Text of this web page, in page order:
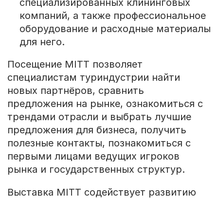
компаний, а также профессиональное
оборудование и расходные материалы
для него.
Посещение MITT позволяет
специалистам туриндустрии найти
новых партнёров, сравнить
предложения на рынке, ознакомиться с
трендами отрасли и выбрать лучшие
предложения для бизнеса, получить
полезные контакты, познакомиться с
первыми лицами ведущих игроков
рынка и государственных структур.
Выставка MITT содействует развитию